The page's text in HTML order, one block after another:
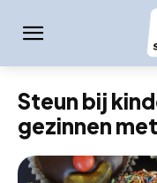
Steun bij
gezinnen